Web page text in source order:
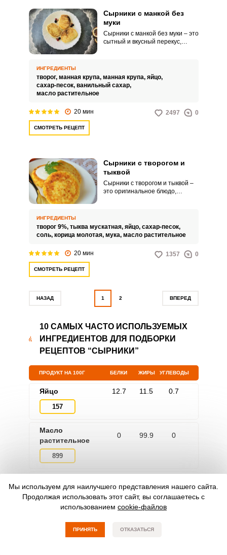
Сырники с манкой без
муки
Сырники с манкой без муки – это
сытный и вкусный перекус,
кушанье отличалась золотистой
и похрустывающей корочкой,
заготовки перед обжариваем,
ИНГРЕДИЕНТЫ
творог, манная крупа, манная крупа, яйцо,
сахар-песок, ванильный сахар,
масло растительное
20 мин 2497 0
СМОТРЕТЬ РЕЦЕПТ
Сырники с творогом и
тыквой
Сырники с творогом и тыквой –
это оригинальное блюдо,
наслаждению! Для того чтобы
творожные шайбочки не
разваливались, измельченный
хорошенько отжать от излишка
ИНГРЕДИЕНТЫ
творог 9%, тыква мускатная, яйцо, сахар-песок,
соль, корица молотая, мука, масло растительное
20 мин 1357 0
СМОТРЕТЬ РЕЦЕПТ
НАЗАД 1 2 ВПЕРЕД
10 САМЫХ ЧАСТО ИСПОЛЬЗУЕМЫХ
ИНГРЕДИЕНТОВ ДЛЯ ПОДБОРКИ
РЕЦЕПТОВ “СЫРНИКИ”
ПРОДУКТ НА 100Г БЕЛКИ ЖИРЫ УГЛЕВОДЫ
Яйцо
157
12.7 11.5 0.7
Масло
растительное
899
0 99.9 0
399
Мы используем для наилучшего представления нашего сайта.
Продолжая использовать этот сайт, вы соглашаетесь с
использованием cookie-файлов
ПРИНЯТЬ ОТКАЗАТЬСЯ